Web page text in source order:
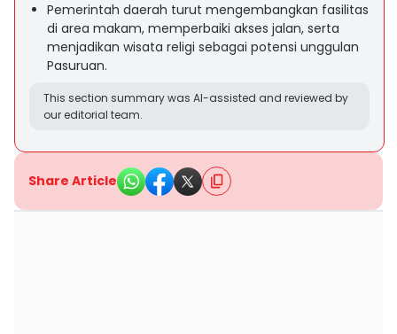
Pemerintah daerah turut mengembangkan fasilitas
di area makam, memperbaiki akses jalan, serta
menjadikan wisata religi sebagai potensi unggulan
Pasuruan.
This section summary was AI-assisted and reviewed by
our editorial team.
Share Article